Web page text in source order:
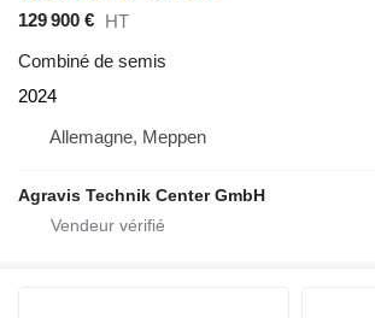
129 900 € HT
Combiné de semis
2024
Allemagne, Meppen
Agravis Technik Center GmbH